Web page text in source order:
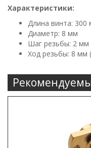
Характеристики:
Длина винта: 300
Диаметр: 8 мм
Шаг резьбы: 2 мм
Ход резьбы: 8 мм